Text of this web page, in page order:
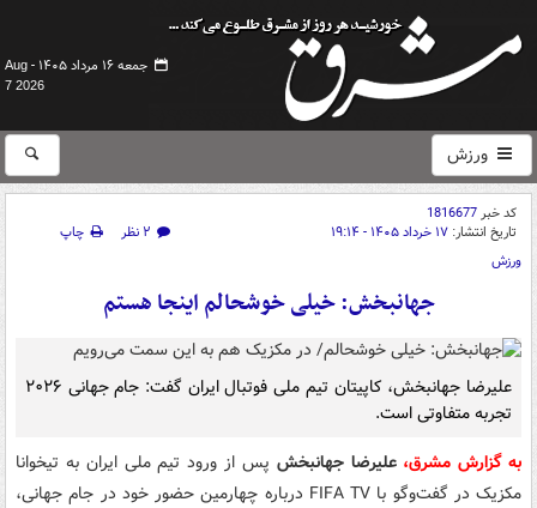
جمعه ۱۶ مرداد ۱۴۰۵ -
Aug
7 2026
ورزش
کد خبر1816677
تاریخ انتشار: ۱۷ خرداد ۱۴۰۵ - ۱۹:۱۴ ۲ نظر
چاپ
ورزش
جهانبخش: خیلی خوشحالم اینجا هستم
علیرضا جهانبخش، کاپیتان تیم ملی فوتبال ایران گفت: جام جهانی ۲۰۲۶
تجربه متفاوتی است.
به گزارش مشرق،علیرضا جهانبخش پس از ورود تیم ملی ایران به تیخوانا
مکزیک در گفت‌وگو با FIFA TV درباره چهارمین حضور خود در جام جهانی،